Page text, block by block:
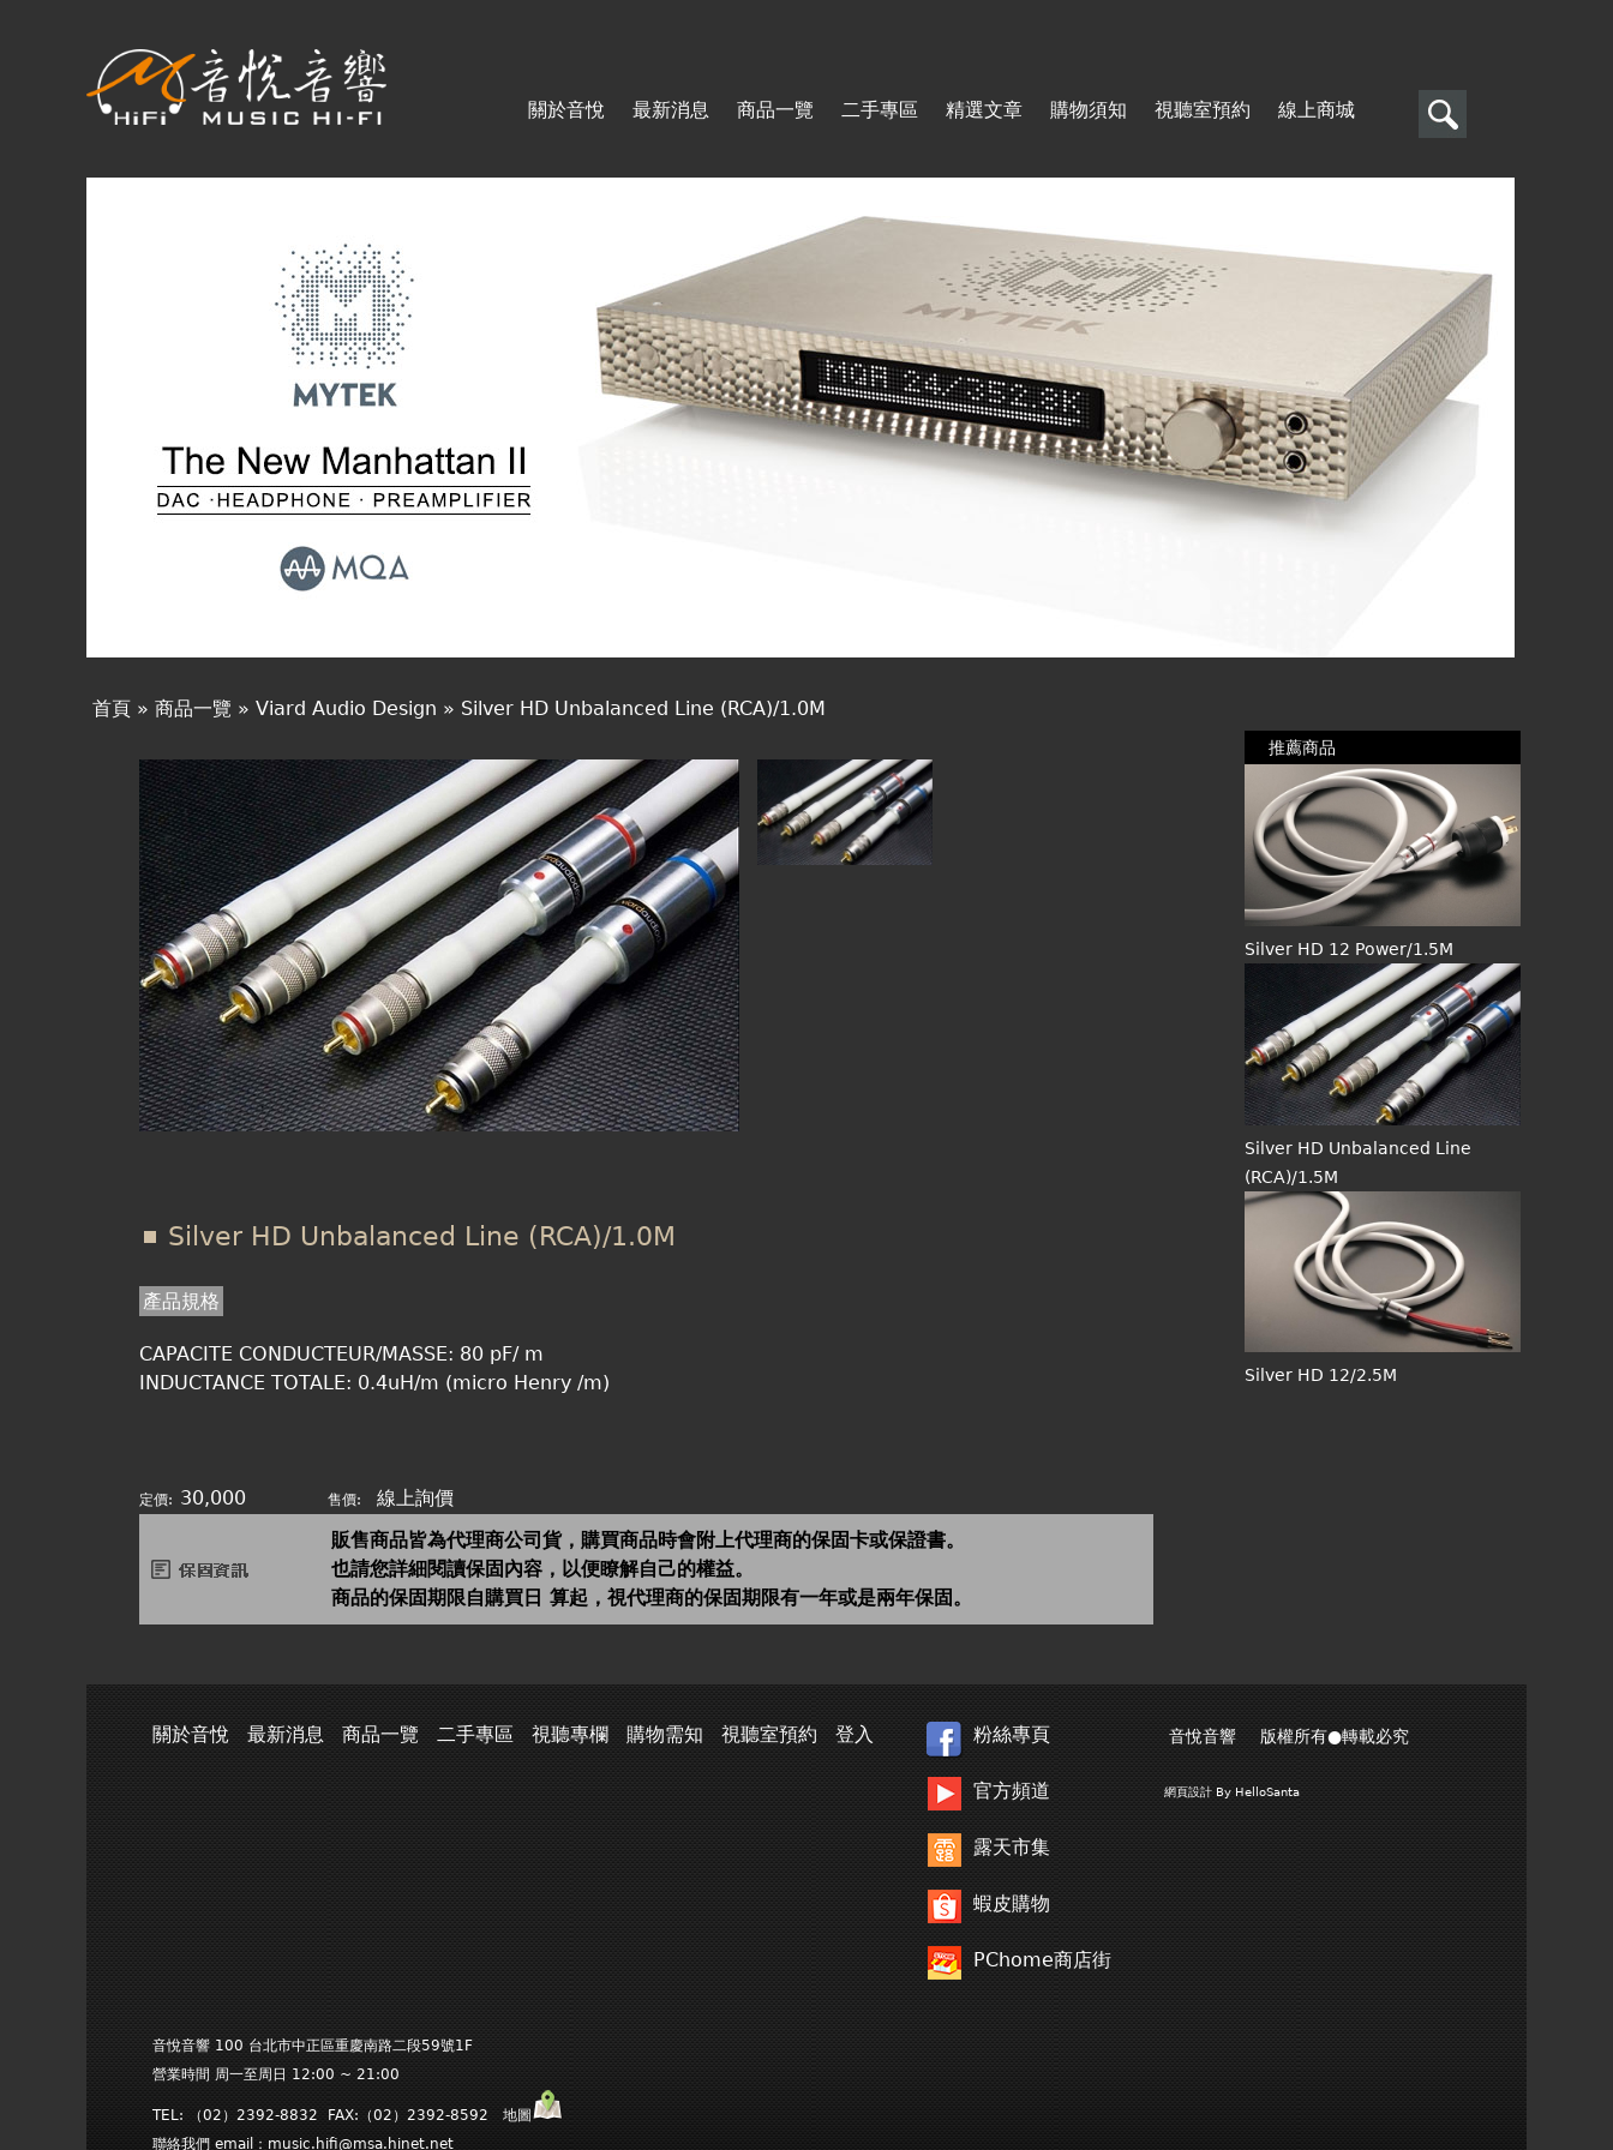
關於音悅 最新消息 商品一覽 二手專區 精選文章 購物須知 視聽室預約 線上商城
搜
表
單
搜
尋
您
在
這
裡
首頁 » 商品一覽 » Viard Audio Design » Silver HD Unbalanced Line (RCA)/1.0M
Silver HD Unbalanced Line (RCA)/1.0M
產品規格
CAPACITE CONDUCTEUR/MASSE: 80 pF/ m
INDUCTANCE TOTALE: 0.4uH/m (micro Henry /m)
定價: 30,000 售價:
線上詢價
販售商品皆為代理商公司貨，購買商品時會附上代理商的保固卡或保證書。
也請您詳細閱讀保固內容，以便瞭解自己的權益。
商品的保固期限自購買日 算起，視代理商的保固期限有一年或是兩年保固。
推薦商品
Silver HD 12 Power/1.5M
Silver HD Unbalanced Line
(RCA)/1.5M
Silver HD 12/2.5M
關於音悅 最新消息 商品一覽 二手專區 視聽專欄 購物需知 視聽室預約 登入 粉絲專頁
官方頻道
露天市集
蝦皮購物
PChome商店街
音悅音響 版權所有●轉載必究
網頁設計By HelloSanta
音悅音響 100 台北市中正區重慶南路二段59號1F
營業時間 周一至周日 12:00 ~ 21:00
TEL: （02）2392-8832 FAX:（02）2392-8592 地圖
聯絡我們 email： music.hifi@msa.hinet.net